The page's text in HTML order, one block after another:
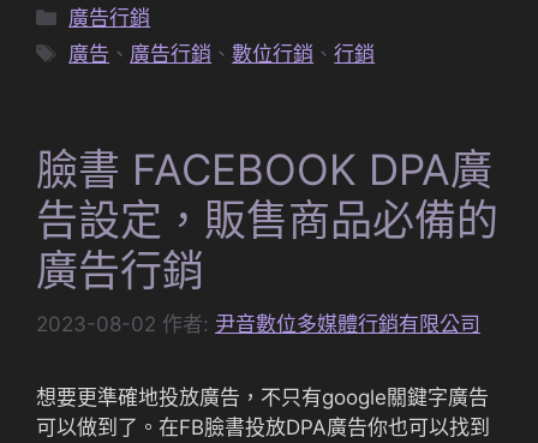
分
類
廣告行銷
標
廣告 、 廣告行銷 、數位行銷 、行銷
臉書 FACEBOOK DPA廣
告設定，販售商品必備的
廣告行銷
2023-08-02 作者: 尹音數位多媒體行銷有限公司
想要更準確地投放廣告，不只有google關鍵字廣告
可以做到了。在FB臉書投放DPA廣告你也可以找到